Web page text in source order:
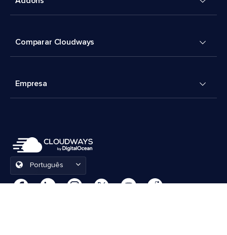
Comparar Cloudways
Empresa
Português